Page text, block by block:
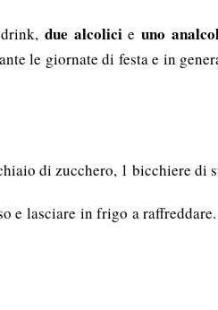
due alcolicieuno
le giornate di festa e in
di zucchero, 1 bicchiere di
e lasciare in frigo a